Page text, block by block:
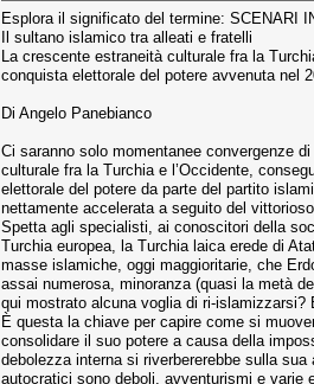
Esplora il significato del termine: SCENARI
Il sultano islamico tra alleati e fratelli
La crescente estraneità culturale fra la
conquista elettorale del potere avvenuta nel
Di Angelo Panebianco
Ci saranno solo momentanee convergenze
culturale fra la Turchia e l’Occidente,
elettorale del potere da parte del partito
nettamente accelerata a seguito del
Spetta agli specialisti, ai conoscitori della
Turchia europea, la Turchia laica erede di
masse islamiche, oggi maggioritarie, che
assai numerosa, minoranza (quasi la metà
qui mostrato alcuna voglia di ri-islamizzarsi?
È questa la chiave per capire come si
consolidare il suo potere a causa della
debolezza interna si riverbererebbe sulla
autocratici sono deboli, avventurismi e varie